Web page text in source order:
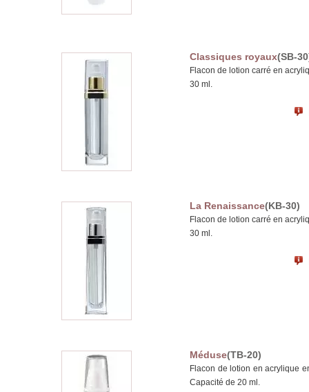
Classiques royaux(SB-
Flacon de lotion carré en
30 ml.
La Renaissance(KB-30)
Flacon de lotion carré en
30 ml.
Méduse(TB-20)
Flacon de lotion en acrylique
Capacité de 20 ml.